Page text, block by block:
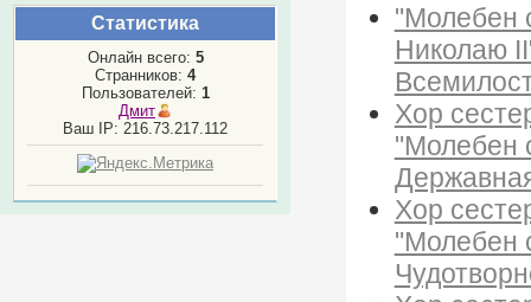
Статистика
Онлайн всего: 5
Странников: 4
Пользователей: 1
Дмит
Ваш IP: 216.73.217.112
"Молебен
Николаю
Хор
"Молебен
Хор
"Молебен